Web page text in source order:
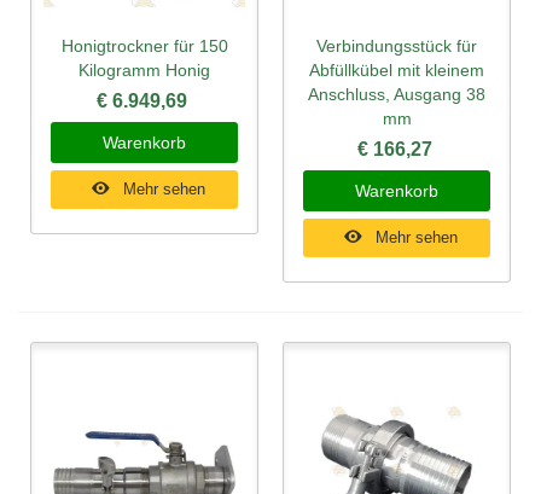
Honigtrockner für 150
Kilogramm Honig
€ 6.949,69
Warenkorb
Mehr sehen
Verbindungsstück für
Abfüllkübel mit kleinem
Anschluss, Ausgang 38
mm
€ 166,27
Warenkorb
Mehr sehen